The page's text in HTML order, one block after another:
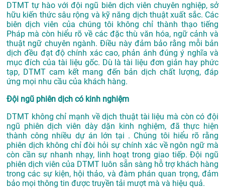
DTMT tự hào với đội ngũ biên dịch viên chuyên nghiệp, sở
hữu kiến thức sâu rộng và kỹ năng dịch thuật xuất sắc. Các
biên dịch viên của chúng tôi không chỉ thành thạo tiếng
Pháp mà còn hiểu rõ về các đặc thù văn hóa, ngữ cảnh và
thuật ngữ chuyên ngành. Điều này đảm bảo rằng mỗi bản
dịch đều đạt độ chính xác cao, phản ánh đúng ý nghĩa và
mục đích của tài liệu gốc. Dù là tài liệu đơn giản hay phức
tạp, DTMT cam kết mang đến bản dịch chất lượng, đáp
ứng mọi nhu cầu của khách hàng.
Đội ngũ phiên dịch có kinh nghiệm
DTMT không chỉ mạnh về dịch thuật tài liệu mà còn có đội
ngũ phiên dịch viên dày dặn kinh nghiệm, đã thực hiện
thành công nhiều dự án lớn tại . Chúng tôi hiểu rõ rằng
phiên dịch không chỉ đòi hỏi sự chính xác về ngôn ngữ mà
còn cần sự nhanh nhạy, linh hoạt trong giao tiếp. Đội ngũ
phiên dịch viên của DTMT luôn sẵn sàng hỗ trợ khách hàng
trong các sự kiện, hội thảo, và đàm phán quan trọng, đảm
bảo mọi thông tin được truyền tải mượt mà và hiệu quả.